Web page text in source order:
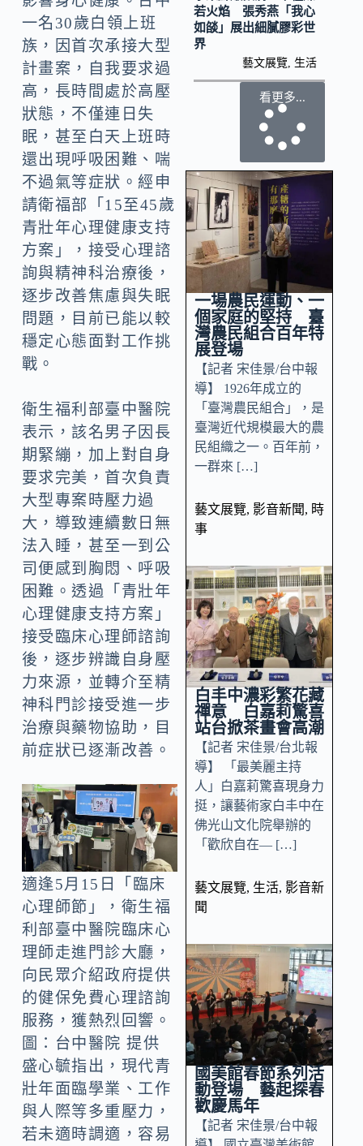
一名30歲白領上班
族，因首次承接大型
計畫案，自我要求過
高，長時間處於高壓
狀態，不僅連日失
眠，甚至白天上班時
還出現呼吸困難、喘
不過氣等症狀。經申
請衛福部「15至45歲
青壯年心理健康支持
方案」，接受心理諮
詢與精神科治療後，
逐步改善焦慮與失眠
問題，目前已能以較
穩定心態面對工作挑
戰。
衛生福利部臺中醫院
表示，該名男子因長
期緊繃，加上對自身
要求完美，首次負責
大型專案時壓力過
大，導致連續數日無
法入睡，甚至一到公
司便感到胸悶、呼吸
困難。透過「青壯年
心理健康支持方案」
接受臨床心理師諮詢
後，逐步辨識自身壓
力來源，並轉介至精
神科門診接受進一步
治療與藥物協助，目
前症狀已逐漸改善。
適逢5月15日「臨床
心理師節」，衛生福
利部臺中醫院臨床心
理師走進門診大廳，
向民眾介紹政府提供
的健保免費心理諮詢
服務，獲熱烈回響。
圖：台中醫院 提供
盛心毓指出，現代青
壯年面臨學業、工作
與人際等多重壓力，
若未適時調適，容易
若火焰 張秀燕「我心
如燄」展出細膩膠彩世
界
藝文展覽 生活
看更多...
一場農民運動、一
個家庭的堅持 臺
灣農民組合百年特
展登場
【記者 宋佳景/台中報
導】 1926年成立的
「臺灣農民組合」，是
臺灣近代規模最大的農
民組織之一。百年前，
一群來 […]
藝文展覽, 影音新聞, 時
事
白丰中濃彩繁花藏
禪意 白嘉莉驚喜
站台掀茶畫會高潮
【記者 宋佳景/台北報
導】 「最美麗主持
人」白嘉莉驚喜現身力
挺，讓藝術家白丰中在
佛光山文化院舉辦的
「歡欣自在— […]
藝文展覽, 生活, 影音新
聞
國美館春節系列活
動登場 藝起探春
歡慶馬年
【記者 宋佳景/台中報